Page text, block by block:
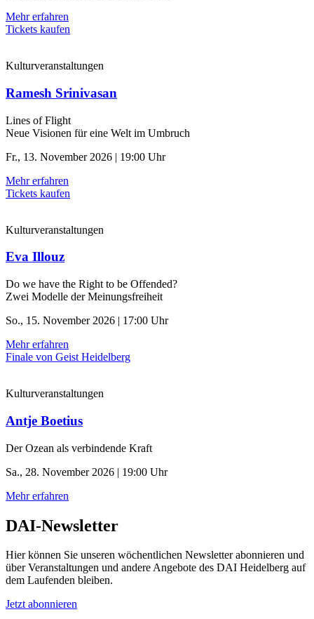
Mehr erfahren
Tickets kaufen
Kulturveranstaltungen
Ramesh Srinivasan
Lines of Flight
Neue Visionen für eine Welt im Umbruch
Fr., 13. November 2026 | 19:00 Uhr
Mehr erfahren
Tickets kaufen
Kulturveranstaltungen
Eva Illouz
Do we have the Right to be Offended?
Zwei Modelle der Meinungsfreiheit
So., 15. November 2026 | 17:00 Uhr
Mehr erfahren
Finale von Geist Heidelberg
Kulturveranstaltungen
Antje Boetius
Der Ozean als verbindende Kraft
Sa., 28. November 2026 | 19:00 Uhr
Mehr erfahren
DAI-Newsletter
Hier können Sie unseren wöchentlichen Newsletter abonnieren und
über Veranstaltungen und andere Angebote des DAI Heidelberg auf
dem Laufenden bleiben.
Jetzt abonnieren